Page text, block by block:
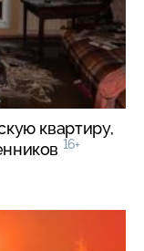
квартиру,
16+